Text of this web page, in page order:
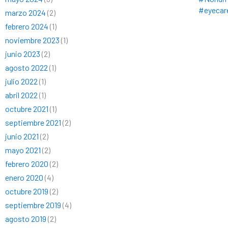
marzo 2024 (2)
febrero 2024 (1)
noviembre 2023 (1)
junio 2023 (2)
agosto 2022 (1)
julio 2022 (1)
abril 2022 (1)
octubre 2021 (1)
septiembre 2021 (2)
junio 2021 (2)
mayo 2021 (2)
febrero 2020 (2)
enero 2020 (4)
octubre 2019 (2)
septiembre 2019 (4)
agosto 2019 (2)